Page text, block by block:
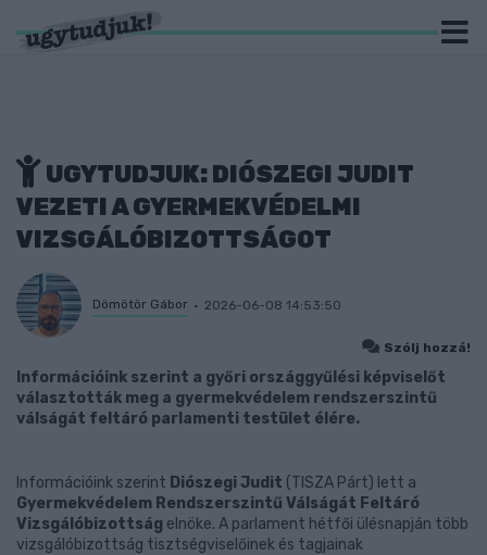
UGYTUDJUK: DIÓSZEGI JUDIT
VEZETI A GYERMEKVÉDELMI
VIZSGÁLÓBIZOTTSÁGOT
Dömötör Gábor 2026-06-08 14:53:50
Szólj hozzá!
Információink szerint a győri országgyűlési képviselőt
választották meg a gyermekvédelem rendszerszintű
válságát feltáró parlamenti testület élére.
Információink szerint Diószegi Judit (TISZA Párt) lett a
Gyermekvédelem Rendszerszintű Válságát Feltáró
Vizsgálóbizottság elnöke. A parlament hétfői ülésnapján több
vizsgálóbizottság tisztségviselőinek és tagjainak